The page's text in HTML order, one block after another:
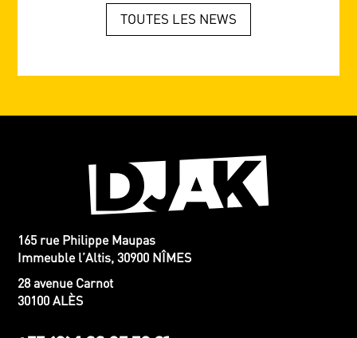
TOUTES LES NEWS
165 rue Philippe Maupas
Immeuble l’Altis, 30900 NÎMES
28 avenue Carnot
30100 ALÈS